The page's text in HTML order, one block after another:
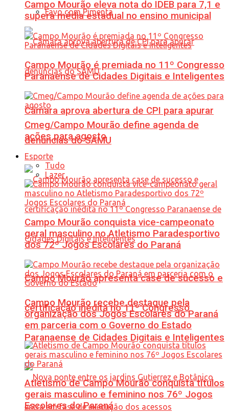
Favo com Pimenta
Câmara aprova abertura de CPI para apurar
denúncias do SAMU
Campo Mourão apresenta case de sucesso e
certificação inédita no 11º Congresso
Paranaense de Cidades Digitais e Inteligentes
Campo Mourão eleva nota do IDEB para 7,1 e
supera média estadual no ensino municipal
Campo Mourão é premiada no 11º Congresso
Paranaense de Cidades Digitais e Inteligentes
Cmeg/Campo Mourão define agenda de
ações para agosto
Esporte
Tudo
Lazer
Campo Mourão conquista vice-campeonato
geral masculino no Atletismo Paradesportivo
dos 72º Jogos Escolares do Paraná
Campo Mourão recebe destaque pela
organização dos Jogos Escolares do Paraná
em parceria com o Governo do Estado
Atletismo de Campo Mourão conquista títulos
gerais masculino e feminino nos 76º Jogos
Escolares do Paraná